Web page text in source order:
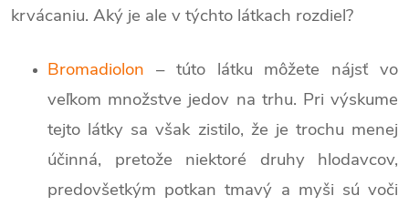
krvácaniu. Aký je ale v týchto látkach rozdiel?
Bromadiolon – túto látku môžete nájsť vo
veľkom množstve jedov na trhu. Pri výskume
tejto látky sa však zistilo, že je trochu menej
účinná, pretože niektoré druhy hlodavcov,
predovšetkým potkan tmavý a myši sú voči